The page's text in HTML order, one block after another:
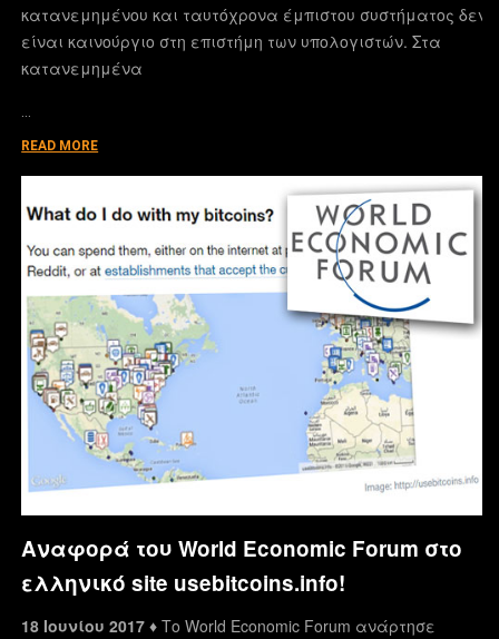
κατανεμημένου και ταυτόχρονα έμπιστου συστήματος δεν
είναι καινούργιο στη επιστήμη των υπολογιστών. Στα
κατανεμημένα
READ MORE
Αναφορά του World Economic Forum στο
ελληνικό site usebitcoins.info!
18 Ιουνίου 2017 ♦Το World Economic Forum ανάρτησε